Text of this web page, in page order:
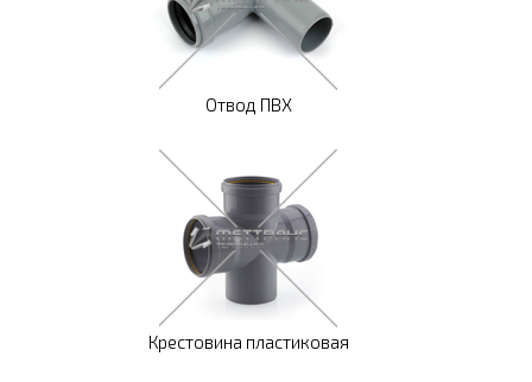
Отвод ПВХ
Крестовина пластиковая